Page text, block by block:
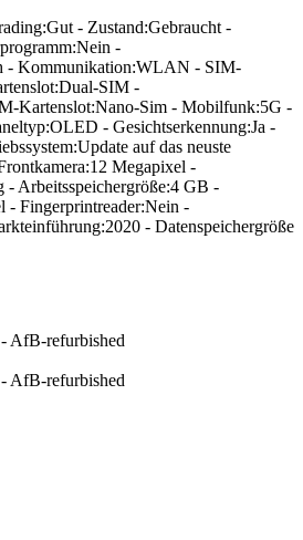
- Zustand:Gebraucht -
-
- Kommunikation:WLAN - SIM-
SIM -
Kartenslot:Nano-Sim - Mobilfunk:5G -
- Gesichtserkennung:Ja -
auf das neuste
Megapixel -
- Arbeitsspeichergröße:4 GB -
- Fingerprintreader:Nein -
- Datenspeichergröße
AfB-refurbished
AfB-refurbished